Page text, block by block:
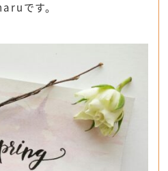
です。